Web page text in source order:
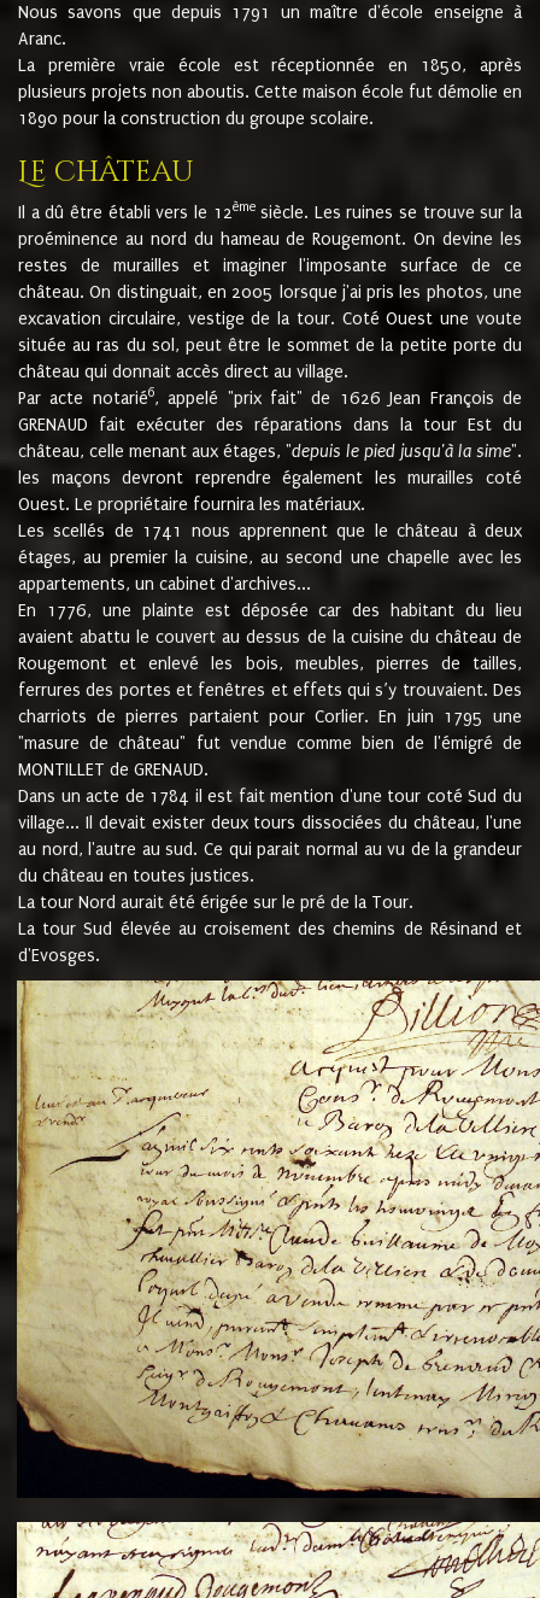
Nous savons que depuis 1791 un maître d'école enseigne à
Aranc.
La première vraie école est réceptionnée en 1850, après
plusieurs projets non aboutis. Cette maison école fut démolie en
1890 pour la construction du groupe scolaire.
Le château
Il a dû être établi vers le 12èmesiècle. Les ruines se trouve sur la
proéminence au nord du hameau de Rougemont. On devine les
restes de murailles et imaginer l'imposante surface de ce
château. On distinguait, en 2005 lorsque j'ai pris les photos, une
excavation circulaire, vestige de la tour. Coté Ouest une voute
située au ras du sol, peut être le sommet de la petite porte du
château qui donnait accès direct au village.
Par acte notarié6, appelé "prix fait" de 1626 Jean François de
GRENAUD fait exécuter des réparations dans la tour Est du
château, celle menant aux étages, "depuis le pied jusqu'à la sime".
les maçons devront reprendre également les murailles coté
Ouest. Le propriétaire fournira les matériaux.
Les scellés de 1741 nous apprennent que le château à deux
étages, au premier la cuisine, au second une chapelle avec les
appartements, un cabinet d'archives...
En 1776, une plainte est déposée car des habitant du lieu
avaient abattu le couvert au dessus de la cuisine du château de
Rougemont et enlevé les bois, meubles, pierres de tailles,
ferrures des portes et fenêtres et effets qui s’y trouvaient. Des
charriots de pierres partaient pour Corlier. En juin 1795 une
"masure de château" fut vendue comme bien de l'émigré de
MONTILLET de GRENAUD.
Dans un acte de 1784 il est fait mention d'une tour coté Sud du
village... Il devait exister deux tours dissociées du château, l'une
au nord, l'autre au sud. Ce qui parait normal au vu de la grandeur
du château en toutes justices.
La tour Nord aurait été érigée sur le pré de la Tour.
La tour Sud élevée au croisement des chemins de Résinand et
d'Evosges.